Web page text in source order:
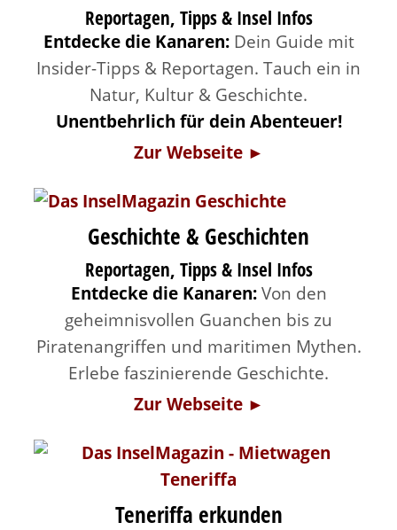
Reportagen, Tipps & Insel Infos
Entdecke die Kanaren:Dein Guide mit
Insider-Tipps & Reportagen. Tauch ein in
Natur, Kultur & Geschichte.
Unentbehrlich für dein Abenteuer!
Zur Webseite ►
Geschichte & Geschichten
Reportagen, Tipps & Insel Infos
Entdecke die Kanaren:Von den
geheimnisvollen Guanchen bis zu
Piratenangriffen und maritimen Mythen.
Erlebe faszinierende Geschichte.
Zur Webseite ►
Teneriffa erkunden